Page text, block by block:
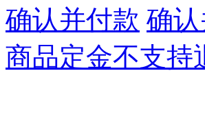
确认并付款 确
商品定金不支持